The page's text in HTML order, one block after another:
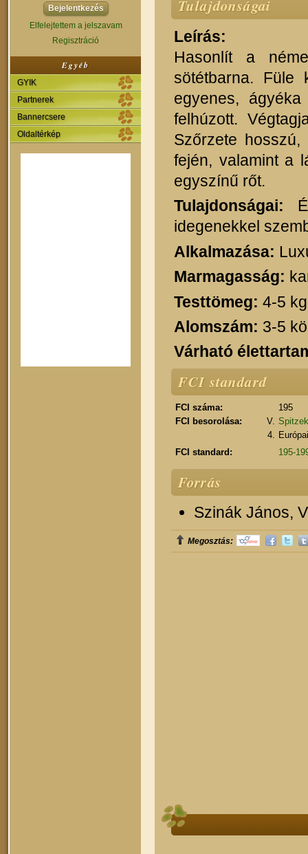
Elfelejtettem a jelszavam
Regisztráció
Egyéb
GYIK
Partnerek
Bannercsere
Oldaltérkép
Tulajdonságai
Leírás:
Hasonlít a
sötétbarna. Füle
egyenes,
felhúzott.
Szőrzete
fején, valamint a
egyszínű rőt.
Tulajdonságai:
idegenekkel
Alkalmazása:
Marmagasság:
Testtömeg: 4-5 kg
Alomszám: 3-5
Várható
FCI standard
FCI száma:
195
FCI besorolása:
V.
4.
FCI standard:
195-
Forrás
Szinák János,
Megosztás: